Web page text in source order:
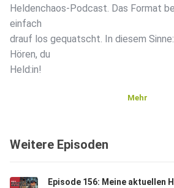
Heldenchaos-Podcast. Das Format
einfach
drauf los gequatscht. In diesem
Hören, du
Held:in!
Mehr
Weitere Episoden